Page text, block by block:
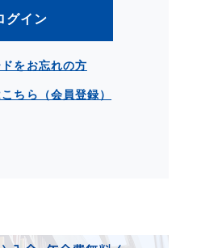
グイン
をお忘れの方
ちら（会員登録）